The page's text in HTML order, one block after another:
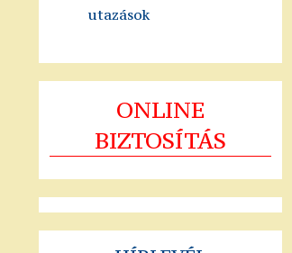
utazások
ONLINE
BIZTOSÍTÁS